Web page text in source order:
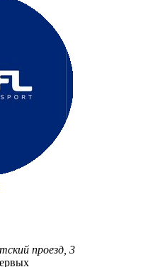
проезд, 3